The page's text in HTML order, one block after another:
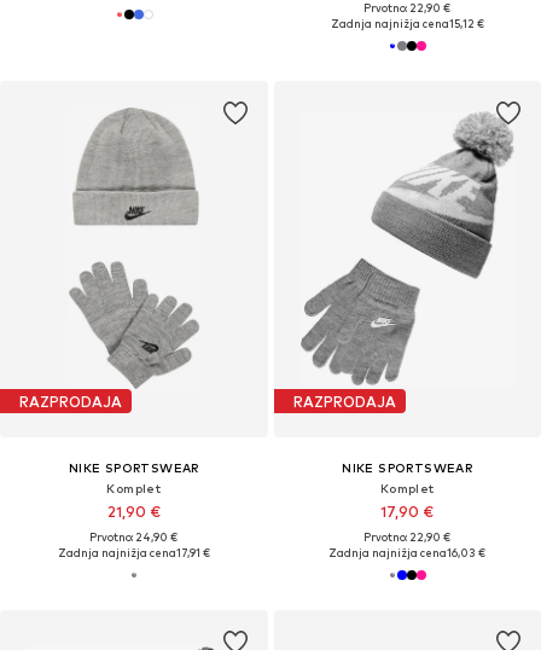
Prvotno: 22,90 €
Zadnja najnižja cena15,12 €
RAZPRODAJA
NIKE SPORTSWEAR
Komplet
21,90 €
Prvotno: 24,90 €
Zadnja najnižja cena17,91 €
RAZPRODAJA
NIKE SPORTSWEAR
Komplet
17,90 €
Prvotno: 22,90 €
Zadnja najnižja cena16,03 €